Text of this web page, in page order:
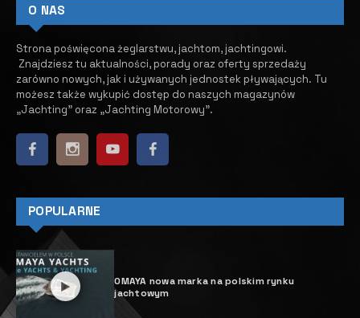
koncepcję dla jachtów
żaglowych
7 WRZEŚNIA, 2023